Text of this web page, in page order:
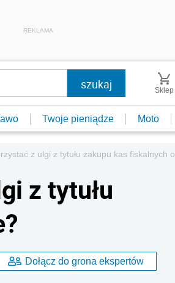
REKLAMA
Sklep
Twoje pieniądze Moto
z ulgi z tytułu zakupu kas fiskalnych
z tytułu
Dołącz do grona ekspertów